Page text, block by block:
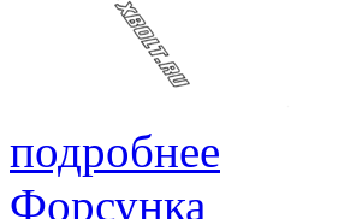
подробнее
Форсунка